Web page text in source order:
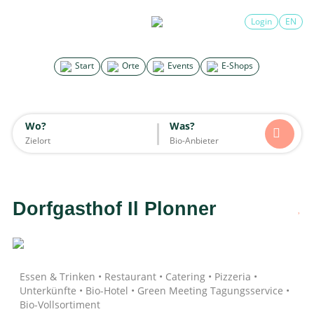
Start Orte Events E-Shops
Login EN
Wo? Was?
×
Alle Essen & Trinken Unterkünfte Mode
Wohnen
Dorfgasthof Il Plonner
Essen & Trinken • Restaurant • Catering • Pizzeria •
Unterkünfte • Bio-Hotel • Green Meeting Tagungsservice •
Bio-Vollsortiment